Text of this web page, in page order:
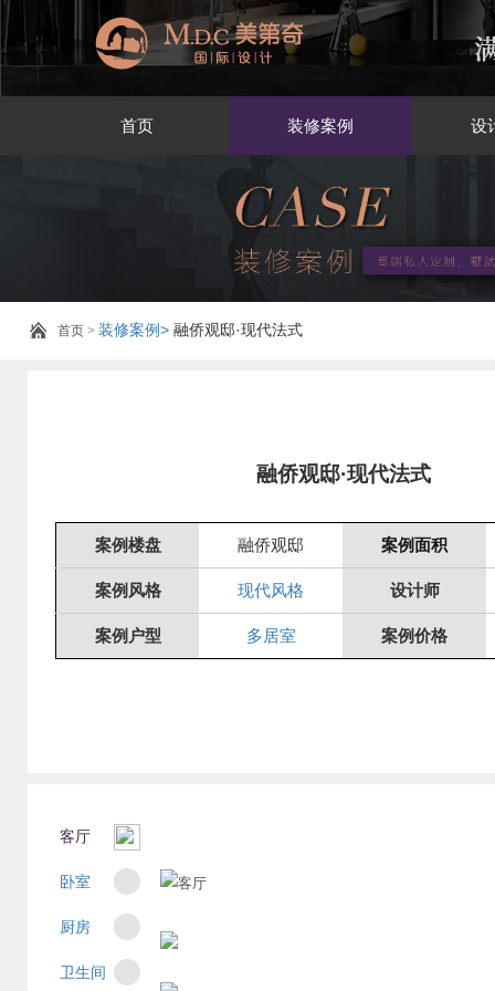
首页 装修案例 设
首页 > 装修案例> 融侨观邸·现代法式
融侨观邸·现代法式
案例楼盘 融侨观邸 案例面积
案例风格 现代风格 设计师
案例户型 多居室 案例价格
客厅
卧室
厨房
卫生间